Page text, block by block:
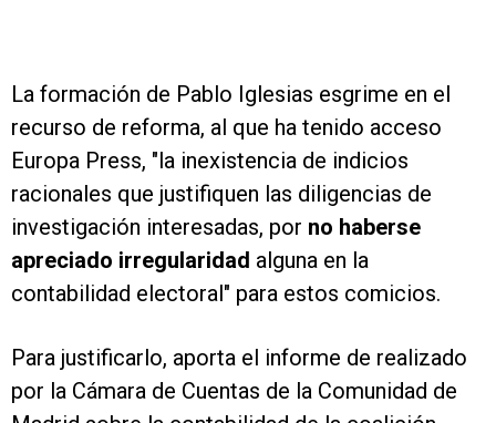
La formación de Pablo Iglesias esgrime en el
recurso de reforma, al que ha tenido acceso
Europa Press, "la inexistencia de indicios
racionales que justifiquen las diligencias de
investigación interesadas, por no haberse
apreciado irregularidad alguna en la
contabilidad electoral" para estos comicios.
Para justificarlo, aporta el informe de realizado
por la Cámara de Cuentas de la Comunidad de